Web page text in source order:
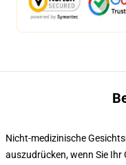
Nicht-medizinische
auszudrücken, wenn Sie Ihr